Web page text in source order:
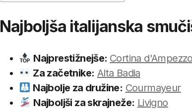
Najboljša italijanska
Najprestižnejše: Cortina d'Ampezzo
Za začetnike: Alta Badia
Najbolje za družine: Courmayeur
Najboljši za skrajneže: Livigno